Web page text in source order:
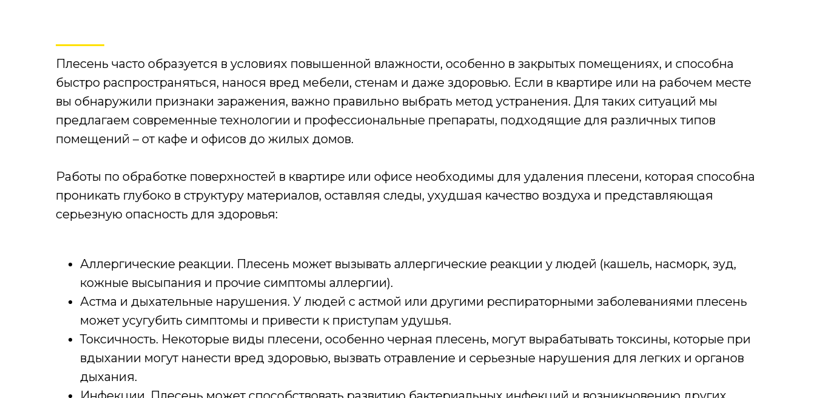
Плесень часто образуется в условиях повышенной влажности, особенно в закрытых помещениях, и способна
быстро распространяться, нанося вред мебели, стенам и даже здоровью. Если в квартире или на рабочем месте
вы обнаружили признаки заражения, важно правильно выбрать метод устранения. Для таких ситуаций мы
предлагаем современные технологии и профессиональные препараты, подходящие для различных типов
помещений – от кафе и офисов до жилых домов.
Работы по обработке поверхностей в квартире или офисе необходимы для удаления плесени, которая способна
проникать глубоко в структуру материалов, оставляя следы, ухудшая качество воздуха и представляющая
серьезную опасность для здоровья:
Аллергические реакции. Плесень может вызывать аллергические реакции у людей (кашель, насморк, зуд,
кожные высыпания и прочие симптомы аллергии).
Астма и дыхательные нарушения. У людей с астмой или другими респираторными заболеваниями плесень
может усугубить симптомы и привести к приступам удушья.
Токсичность. Некоторые виды плесени, особенно черная плесень, могут вырабатывать токсины, которые при
вдыхании могут нанести вред здоровью, вызвать отравление и серьезные нарушения для легких и органов
дыхания.